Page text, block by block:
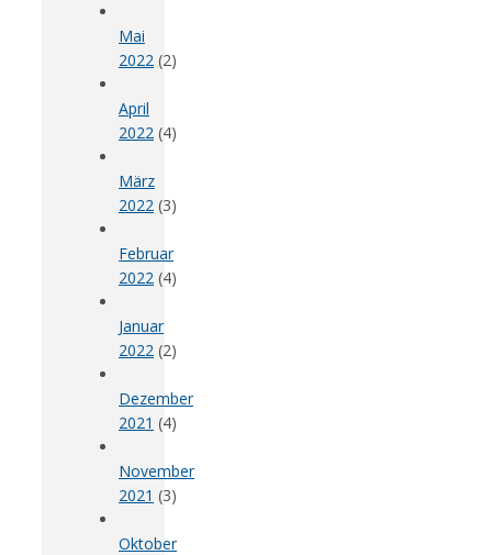
Mai
2022 (2)
April
2022 (4)
März
2022 (3)
Februar
2022 (4)
Januar
2022 (2)
Dezember
2021 (4)
November
2021 (3)
Oktober